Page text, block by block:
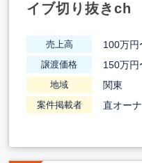
イブ切り抜きch
売上高 100万円
譲渡価格 150万円
地域 関東
案件掲載者 直オー